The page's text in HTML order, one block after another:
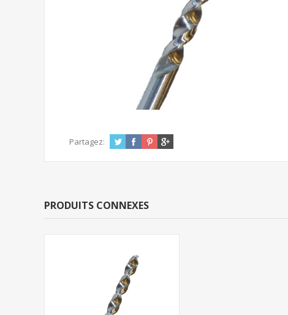
Partagez:
PRODUITS CONNEXES